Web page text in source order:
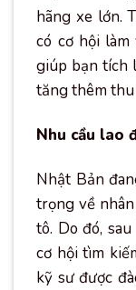
hãng xe lớn.
có cơ hội
giúp bạn tích
tăng thêm
Nhu cầu lao
Nhật Bản
trọng về
tô. Do đó,
cơ hội tìm
kỹ sư được